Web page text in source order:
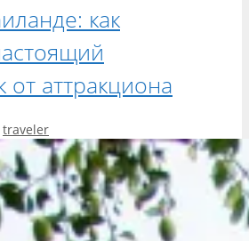
как
от аттракциона
traveler